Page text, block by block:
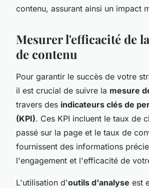
contenu, assurant ainsi un impact
Mesurer l'efficacité de
de contenu
Pour garantir le succès de votre
il est crucial de suivre la mesure
travers des indicateurs clés de
(KPI). Ces KPI incluent le taux de
passé sur la page et le taux de
fournissent des informations
l'engagement et l'efficacité de
L'utilisation d'outils d'analyse est